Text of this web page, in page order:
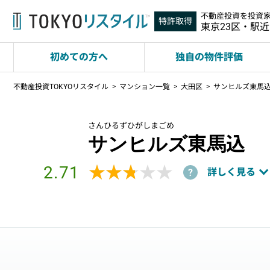
特許取得 不動産投資を投資
東京23区・駅
初めての方へ 独自の物件評価
不動産投資TOKYOリスタイル マンション一覧 大田区 サンヒルズ東馬
さんひるずひがしまごめ
サンヒルズ東馬込
2.71 ★★★★★
★★★★★ ? 詳しく見る